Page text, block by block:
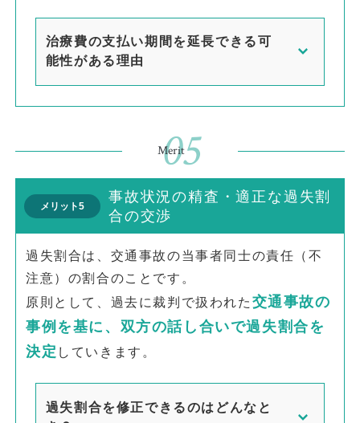
治療費の支払い期間を延長できる可
能性がある理由
Merit
05
メリット5
事故状況の精査・適正な過失割
合の交渉
過失割合は、交通事故の当事者同士の責任（不
注意）の割合のことです。
原則として、過去に裁判で扱われた 交通事故の
事例を基に、 双方の話し合いで過失割合を
決定 していきます。
過失割合を修正できるのはどんなと